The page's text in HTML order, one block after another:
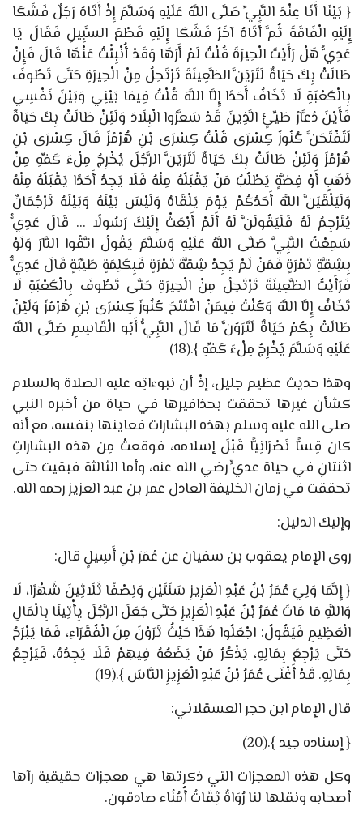
{ بَيْنَا أَنَا عِنْدَ النَّبِيِّ صَلَّى اللَّهُ عَلَيْهِ وَسَلَّمَ إِذْ أَتَاهُ رَجُلٌ فَشَكَا
إِلَيْهِ الْفَاقَةَ ثُمَّ أَتَاهُ آخَرُ فَشَكَا إِلَيْهِ قَطْعَ السَّبِيلِ فَقَالَ يَا
عَدِيُّ هَلْ رَأَيْتَ الْحِيرَةَ قُلْتُ لَمْ أَرَهَا وَقَدْ أُنْبِئْتُ عَنْهَا قَالَ فَإِنْ
طَالَتْ بِكَ حَيَاةٌ لَتَرَيَنَّ الظَّعِينَةَ تَرْتَحِلُ مِنْ الْحِيرَةِ حَتَّى تَطُوفَ
بِالْكَعْبَةِ لَا تَخَافُ أَحَدًا إِلَّا اللَّهَ قُلْتُ فِيمَا بَيْنِي وَبَيْنَ نَفْسِي
فَأَيْنَ دُعَّارُ طَيِّئٍ الَّذِينَ قَدْ سَعَّرُوا الْبِلَادَ وَلَئِنْ طَالَتْ بِكَ حَيَاةٌ
لَتُفْتَحَنَّ كُنُوزُ كِسْرَى قُلْتُ كِسْرَى بْنِ هُرْمُزَ قَالَ كِسْرَى بْنِ
هُرْمُزَ وَلَئِنْ طَالَتْ بِكَ حَيَاةٌ لَتَرَيَنَّ الرَّجُلَ يُخْرِجُ مِلْءَ كَفِّهِ مِنْ
ذَهَبٍ أَوْ فِضَّةٍ يَطْلُبُ مَنْ يَقْبَلُهُ مِنْهُ فَلَا يَجِدُ أَحَدًا يَقْبَلُهُ مِنْهُ
وَلَيَلْقَيَنَّ اللَّهَ أَحَدُكُمْ يَوْمَ يَلْقَاهُ وَلَيْسَ بَيْنَهُ وَبَيْنَهُ تَرْجُمَانٌ
يُتَرْجِمُ لَهُ فَلَيَقُولَنَّ لَهُ أَلَمْ أَبْعَثْ إِلَيْكَ رَسُولًا ... قَالَ عَدِيٌّ
سَمِعْتُ النَّبِيَّ صَلَّى اللَّهُ عَلَيْهِ وَسَلَّمَ يَقُولُ اتَّقُوا النَّارَ وَلَوْ
بِشِقَّةِ تَمْرَةٍ فَمَنْ لَمْ يَجِدْ شِقَّةَ تَمْرَةٍ فَبِكَلِمَةٍ طَيِّبَةٍ قَالَ عَدِيٌّ
فَرَأَيْتُ الظَّعِينَةَ تَرْتَحِلُ مِنْ الْحِيرَةِ حَتَّى تَطُوفَ بِالْكَعْبَةِ لَا
تَخَافُ إِلَّا اللَّهَ وَكُنْتُ فِيمَنْ افْتَتَحَ كُنُوزَ كِسْرَى بْنِ هُرْمُزَ وَلَئِنْ
طَالَتْ بِكُمْ حَيَاةٌ لَتَرَوُنَّ مَا قَالَ النَّبِيُّ أَبُو الْقَاسِمِ صَلَّى اللَّهُ
عَلَيْهِ وَسَلَّمَ يُخْرِجُ مِلْءَ كَفِّهِ }.
(18)
وهذا حديث عظيم جليل، إذْ أن نبوءاتِه عليه الصلاة والسلام
كشأن غيرها تحققت بحذافيرها في حياة من أخبره النبي
صلى الله عليه وسلم بهذه البشارات فعاينها بنفسه، مع أنه
كان قِسًّا نَصْرَانِيًّا قَبْلَ إسلامه، فوقعتْ مِن هذه البشاراتِ
اثنتانِ في حياة عديٍّرضي الله عنه، وأما الثالثة فبقيت حتى
تحققت في زمان الخليفة العادل عمر بن عبد العزيز رحمه الله.
وإليك الدليل:
روى الإمام يعقوب بن سفيان عن عُمَرَ بْنِ أَسِيلٍ قال:
{إِنَّمَا وَلِيَ عُمَرُ بْنُ عَبْدِ الْعَزِيزِ سَنَتَيْنِ وَنِصْفًا ثَلَاثِينَ شَهْرًا، لَا
وَاللَّهِ مَا مَاتَ عُمَرُ بْنُ عَبْدِ الْعَزِيزِ حَتَّى جَعَلَ الرَّجُلَ يِأْتِينَا بِالْمَالِ
الْعَظِيمِ فَيَقُولُ: اجْعَلُوا هَذَا حَيْثُ تَرَوْنَ مِنَ الْفُقَرَاءِ، فَمَا يَبْرَحُ
حَتَّى يَرْجِعَ بِمَالِهِ، يَذْكُرُ مَنْ يَضَعُهُ فِيهِمْ فَلَا يَجِدُهُ، فَيَرْجِعُ
بِمَالِهِ. قَدْ أَغْنَى عُمَرُ بْنُ عَبْدِ الْعَزِيزِ النَّاسَ }.
(19)
قال الإمام ابن حجر العسقلاني:
{إسناده جيد }.
(20)
وكل هذه المعجزات التي ذكرتها هي معجزات حقيقية رآها
أصحابه ونقلها لنا رُوَاةٌ ثِقَاتٌ أُمُنُاء صادقون.